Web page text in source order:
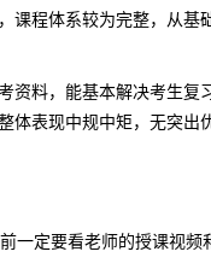
程体系较为完整，从基
料，能基本解决考生复
表现中规中矩，无突出
定要看老师的授课视频